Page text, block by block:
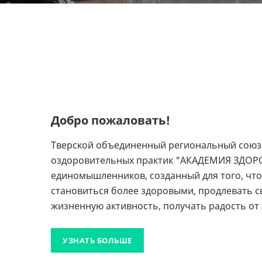
Добро пожаловать!
Тверской объединенный региональный
оздоровительных практик "АКАДЕМИЯ
единомышленников, созданный для того,
становиться более здоровыми, продлевать
жизненную активность, получать радость
УЗНАТЬ БОЛЬШЕ